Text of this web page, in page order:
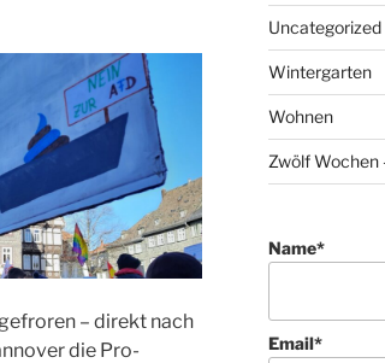
– direkt nach
die Pro-
Uncategorized
Wintergarten
Wohnen
Zwölf Wochen
Name*
Email*